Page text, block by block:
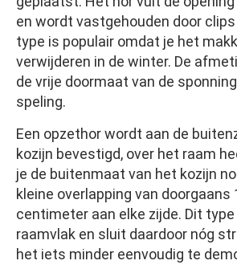
en wordt vastgehouden door
type is populair omdat je het
verwijderen in de winter. De
de vrije doormaat van de
speling.
Een opzethor wordt aan de
kozijn bevestigd, over het raam
je de buitenmaat van het kozijn
kleine overlapping van doorgaans
centimeter aan elke zijde. Dit
raamvlak en sluit daardoor nóg
het iets minder eenvoudig te